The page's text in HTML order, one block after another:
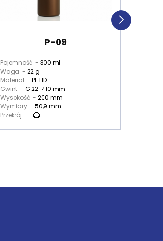
P-09
Pojemność - 300 ml
Waga - 22 g
Materiał - PE HD
Gwint - G 22-410 mm
Wysokość - 200 mm
Wymiary - 50,9 mm
Przekrój -